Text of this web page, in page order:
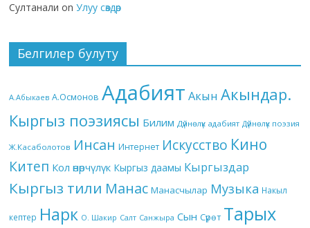
Султанали onУлуу сөздөр
Белгилер булуту
А.Абыкаев А.Осмонов Адабият Акын Акындар.
Кыргыз поэзиясы Билим Дүйнөлүк адабият Дүйнөлүк поэзия
Ж.Касаболотов Инсан Интернет Искусство Кино
Китеп Кол өнөрчүлүк Кыргыз даамы Кыргыздар
Кыргыз тили Манас Манасчылар Музыка Накыл
кептер Нарк О. Шакир Салт Санжыра Сын Сүрөт Тарых